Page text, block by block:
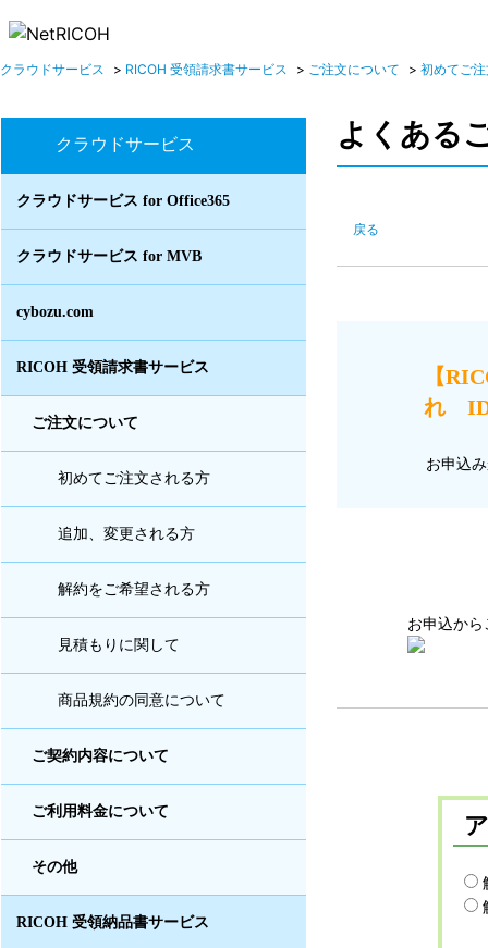
クラウドサービス > RICOH 受領請求書サービス > ご注文について > 初めてご
クラウドサービス
クラウドサービス for Office365
クラウドサービス for MVB
cybozu.com
RICOH 受領請求書サービス
ご注文について
初めてご注文される方
追加、変更される方
解約をご希望される方
見積もりに関して
商品規約の同意について
ご契約内容について
ご利用料金について
その他
RICOH 受領納品書サービス
よくある
戻る
【
れ
お申込
お申込か